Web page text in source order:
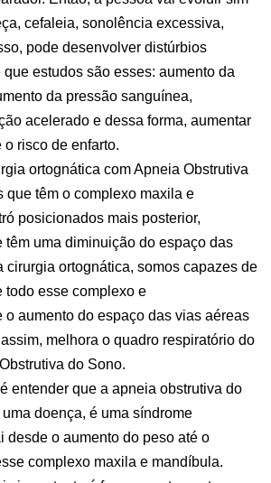
cefaleia, sonolência excessiva,
pode desenvolver distúrbios
estudos são esses: aumento da
da pressão sanguínea,
acelerado e dessa forma, aumentar
risco de enfarto.
ortognática com Apneia Obstrutiva
que têm o complexo maxila e
posicionados mais posterior,
têm uma diminuição do espaço das
cirurgia ortognática, somos capazes de
todo esse complexo e
o aumento do espaço das vias aéreas
melhora o quadro respiratório do
do Sono.
entender que a apneia obstrutiva do
doença, é uma síndrome
desde o aumento do peso até o
complexo maxila e mandíbula.